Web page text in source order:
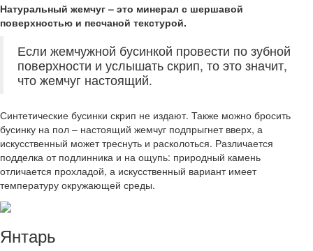
Натуральный жемчуг – это минерал с шершавой
поверхностью и песчаной текстурой.
Если жемчужной бусинкой провести по зубной
поверхности и услышать скрип, то это значит,
что жемчуг настоящий.
Синтетические бусинки скрип не издают. Также можно бросить
бусинку на пол – настоящий жемчуг подпрыгнет вверх, а
искусственный может треснуть и расколоться. Различается
подделка от подлинника и на ощупь: природный камень
отличается прохладой, а искусственный вариант имеет
температуру окружающей среды.
Янтарь